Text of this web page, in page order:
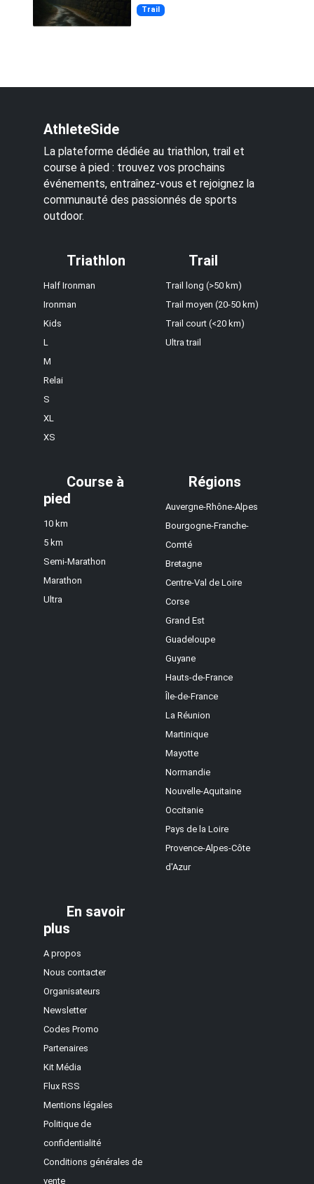
Trail
AthleteSide
La plateforme dédiée au triathlon, trail et
course à pied : trouvez vos prochains
événements, entraînez-vous et rejoignez la
communauté des passionnés de sports
outdoor.
Triathlon
Half Ironman
Ironman
Kids
L
M
Relai
S
XL
XS
Trail
Trail long (>50 km)
Trail moyen (20-50 km)
Trail court (<20 km)
Ultra trail
Course à
pied
10 km
5 km
Semi-Marathon
Marathon
Ultra
Régions
Auvergne-Rhône-Alpes
Bourgogne-Franche-
Comté
Bretagne
Centre-Val de Loire
Corse
Grand Est
Guadeloupe
Guyane
Hauts-de-France
Île-de-France
La Réunion
Martinique
Mayotte
Normandie
Nouvelle-Aquitaine
Occitanie
Pays de la Loire
Provence-Alpes-Côte
d'Azur
En savoir
plus
A propos
Nous contacter
Organisateurs
Newsletter
Codes Promo
Partenaires
Kit Média
Flux RSS
Mentions légales
Politique de
confidentialité
Conditions générales de
vente